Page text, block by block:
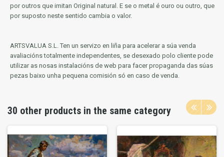
por outros que imitan Original natural. E se o metal é ouro ou outro, que
por suposto neste sentido cambia o valor.
ARTSVALUA S.L. Ten un servizo en liña para acelerar a súa venda
avaliacións totalmente independentes, se desexado polo cliente pode
utilizar as nosas instalacións de web para facer propaganda das súas
pezas baixo unha pequena comisión só en caso de venda.
30 other products in the same category